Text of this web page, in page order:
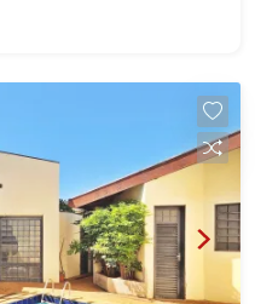
- Vestiário -
- Cerca elétrica
sendo 1
Avenida João
| Ribeirão Preto.